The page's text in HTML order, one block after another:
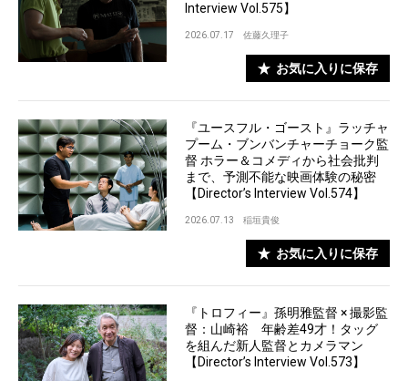
Interview Vol.575】
2026.07.17 佐藤久理子
お気に入りに保存
『ユースフル・ゴースト』ラッチャ
プーム・ブンバンチャーチョーク監
督 ホラー＆コメディから社会批判
まで、予測不能な映画体験の秘密
【Director’s Interview Vol.574】
2026.07.13 稲垣貴俊
お気に入りに保存
『トロフィー』孫明雅監督 × 撮影監
督：山崎裕 年齢差49才！タッグ
を組んだ新人監督とカメラマン
【Director’s Interview Vol.573】